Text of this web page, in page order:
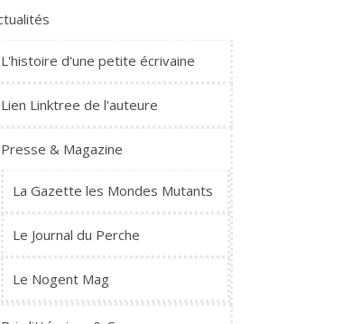
L'histoire d'une petite écrivaine
Lien Linktree de l'auteure
Presse & Magazine
La Gazette les Mondes Mutants
Le Journal du Perche
Le Nogent Mag